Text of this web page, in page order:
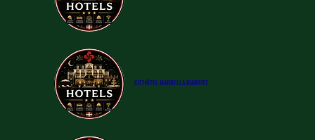
CIT'HÔTEL MARBELLA BIARRITZ